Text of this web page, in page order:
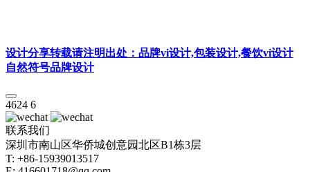
设计分享转载请注明出处：品牌vi设计,包装设计,餐饮vi设计
自然符号品牌设计
4624 6
联系我们
深圳市南山区华侨城创意园北区B1栋3层
T: +86-15939013517